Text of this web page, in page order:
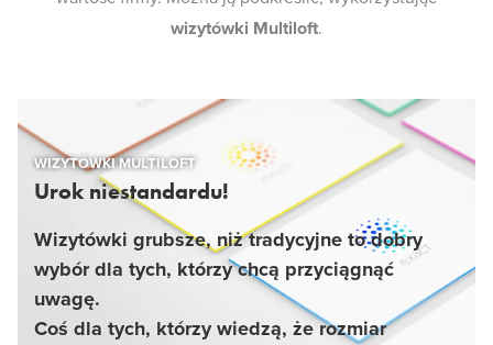
wizytówki Multiloft.
WIZYTÓWKI MULTILOFT
Urok niestandardu!
Wizytówki grubsze, niż tradycyjne to dobry
wybór dla tych, którzy chcą przyciągnąć
uwagę.
Coś dla tych, którzy wiedzą, że rozmiar